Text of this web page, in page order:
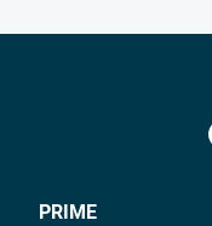
PRIME